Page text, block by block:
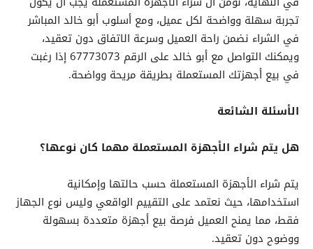
تجربة سهلة وواضحة لكل عميل، ومع أسلوب أبو خالد المباشر
في الشراء نضمن راحة العميل وسرعة الاتفاق دون تعقيد،
ويمكنك التواصل مع أبو خالد على الرقم 67773073 إذا رغبت
في بيع أجهزتك المستعملة بطريقة مريحة وواضحة.
الأسئلة الشائعة
هل يتم شراء الأجهزة المستعملة مهما كان نوعها؟
يتم شراء الأجهزة المستعملة حسب حالتها وإمكانية
استخدامها، حيث نعتمد على التقييم الواقعي وليس نوع الجهاز
فقط، مما يمنح العميل فرصة بيع أجهزة متعددة بسهولة
ووضوح دون تعقيد.